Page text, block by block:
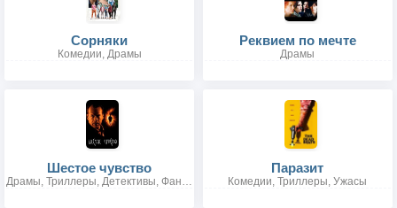
Сорняки
Комедии, Драмы
Реквием по мечте
Драмы
Шестое чувство
Драмы, Триллеры, Детективы, Фантастика, Фэнтези
Паразит
Комедии, Триллеры, Ужасы